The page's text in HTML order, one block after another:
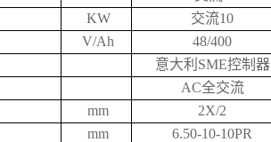
KW
交流10
V/Ah
48/400
意大利SME控制器
AC全交流
mm
2X/2
mm
6.50-10-10PR